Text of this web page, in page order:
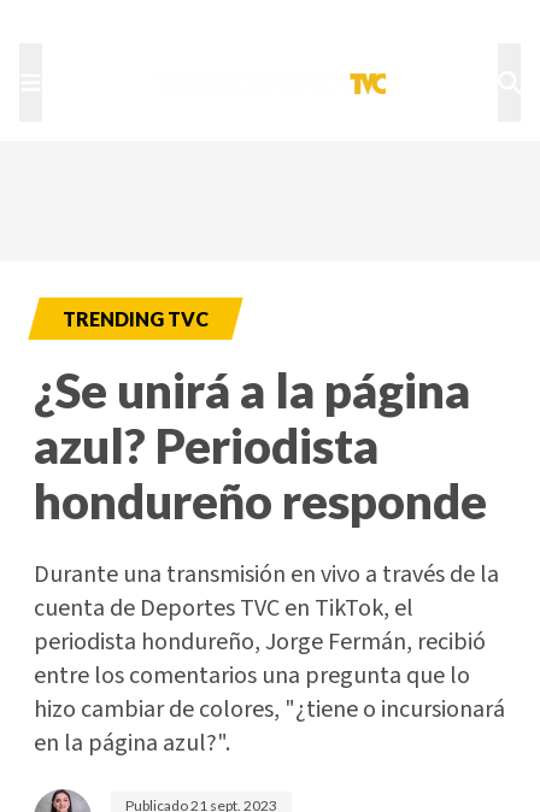
TRENDING TVC
¿Se unirá a la página
azul? Periodista
hondureño responde
Durante una transmisión en vivo a través de la
cuenta de Deportes TVC en TikTok, el
periodista hondureño, Jorge Fermán, recibió
entre los comentarios una pregunta que lo
hizo cambiar de colores, "¿tiene o incursionará
en la página azul?".
Publicado21 sept. 2023